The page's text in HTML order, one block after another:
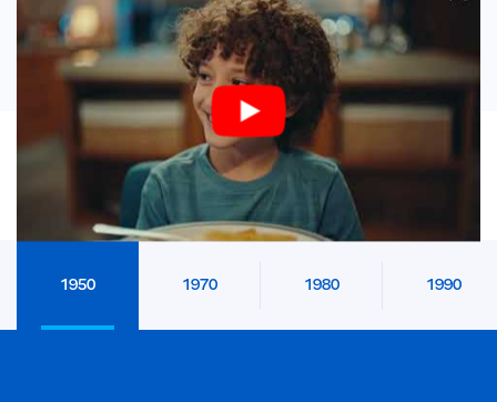
Play
A gente existe para alimentar o mundo com os melhores e mais
gostosos produtos. Cada vez mais e cada vez melhor.
Conheça a nossa história abaixo
1950 1970 1980 1990